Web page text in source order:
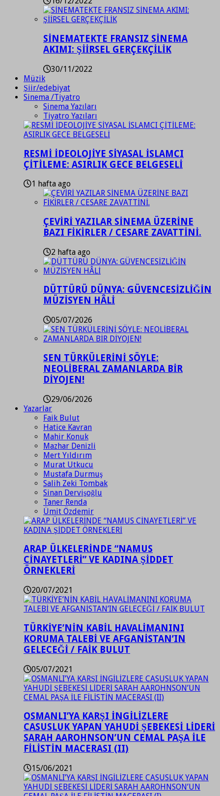
SİNEMATEKTE FRANSIZ SİNEMA
AKIMI: ŞİİRSEL GERÇEKÇİLİK
30/11/2022
Müzik
Şiir/edebiyat
Sinema /Tiyatro
Sinema Yazıları
Tiyatro Yazıları
RESMİ İDEOLOJİYE SİYASAL İSLAMCI
ÇİTİLEME: ASIRLIK GECE BELGESELİ
1 hafta ago
ÇEVİRİ YAZILAR SİNEMA ÜZERİNE
BAZI FİKİRLER / CESARE ZAVATTİNİ.
2 hafta ago
DÜTTÜRÜ DÜNYA: GÜVENCESİZLİĞİN
MÜZİSYEN HÂLİ
05/07/2026
SEN TÜRKÜLERİNİ SÖYLE:
NEOLİBERAL ZAMANLARDA BİR
DİYOJEN!
29/06/2026
Yazarlar
Faik Bulut
Hatice Kavran
Mahir Konuk
Mazhar Denizli
Mert Yıldırım
Murat Utkucu
Mustafa Durmuş
Salih Zeki Tombak
Sinan Dervişoğlu
Taner Renda
Ümit Özdemir
ARAP ÜLKELERİNDE “NAMUS
CİNAYETLERİ” VE KADINA ŞİDDET
ÖRNEKLERİ
20/07/2021
TÜRKİYE’NİN KABİL HAVALİMANINI
KORUMA TALEBİ VE AFGANİSTAN’IN
GELECEĞİ / FAİK BULUT
05/07/2021
OSMANLI’YA KARŞI İNGİLİZLERE
CASUSLUK YAPAN YAHUDİ ŞEBEKESİ LİDERİ
SARAH AAROHNSON’UN CEMAL PAŞA İLE
FİLİSTİN MACERASI (II)
15/06/2021